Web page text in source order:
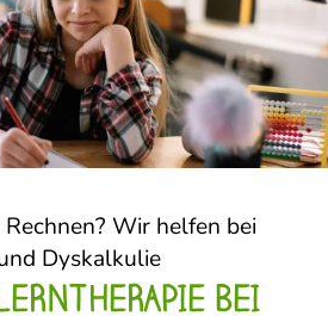
Wir helfen bei
Dyskalkulie
BEI